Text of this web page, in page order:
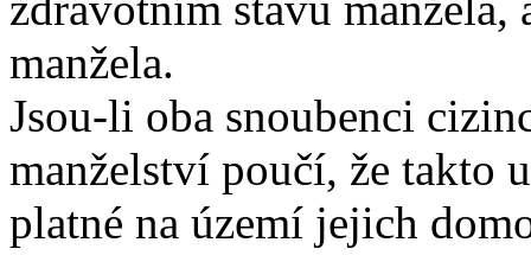
manžela.
Jsou-li oba snoubenci
manželství poučí, že takto
platné na území jejich